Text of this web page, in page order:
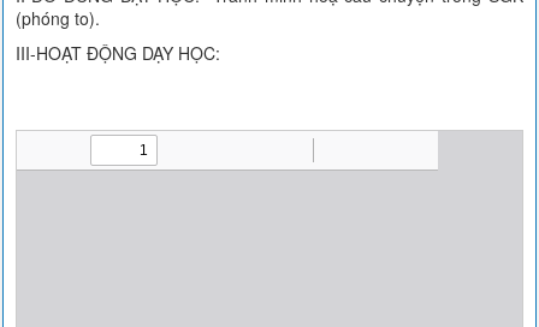
(phóng to).
III-HOẠT ĐỘNG DẠY HỌC: